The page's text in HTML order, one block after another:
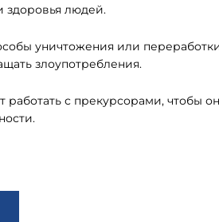
здоровья людей.
уничтожения или
злоупотребления.
с прекурсорами, чтобы